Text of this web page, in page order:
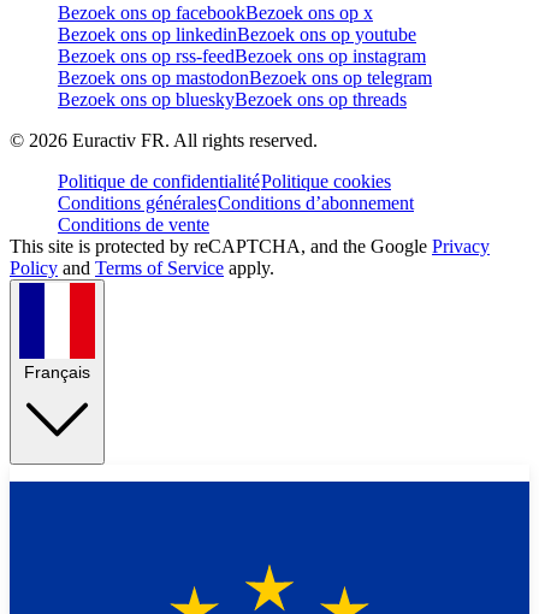
Bezoek ons op facebookBezoek ons op x
Bezoek ons op linkedinBezoek ons op youtube
Bezoek ons op rss-feedBezoek ons op instagram
Bezoek ons op mastodonBezoek ons op telegram
Bezoek ons op blueskyBezoek ons op threads
© 2026 Euractiv FR. All rights reserved.
Politique de confidentialitéPolitique cookies
Conditions généralesConditions d’abonnement
Conditions de vente
This site is protected by reCAPTCHA, and the Google Privacy
Policy and Terms of Service apply.
Français